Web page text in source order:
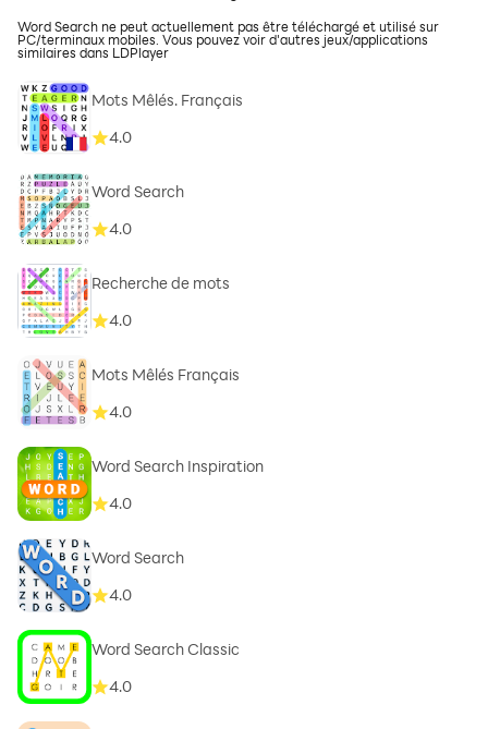
Word Search ne peut actuellement pas être téléchargé et utilisé sur
PC/terminaux mobiles. Vous pouvez voir d'autres jeux/applications
similaires dans LDPlayer
Mots Mêlés. Français
4.0
Word Search
4.0
Recherche de mots
4.0
Mots Mêlés Français
4.0
Word Search Inspiration
4.0
Word Search
4.0
Word Search Classic
4.0